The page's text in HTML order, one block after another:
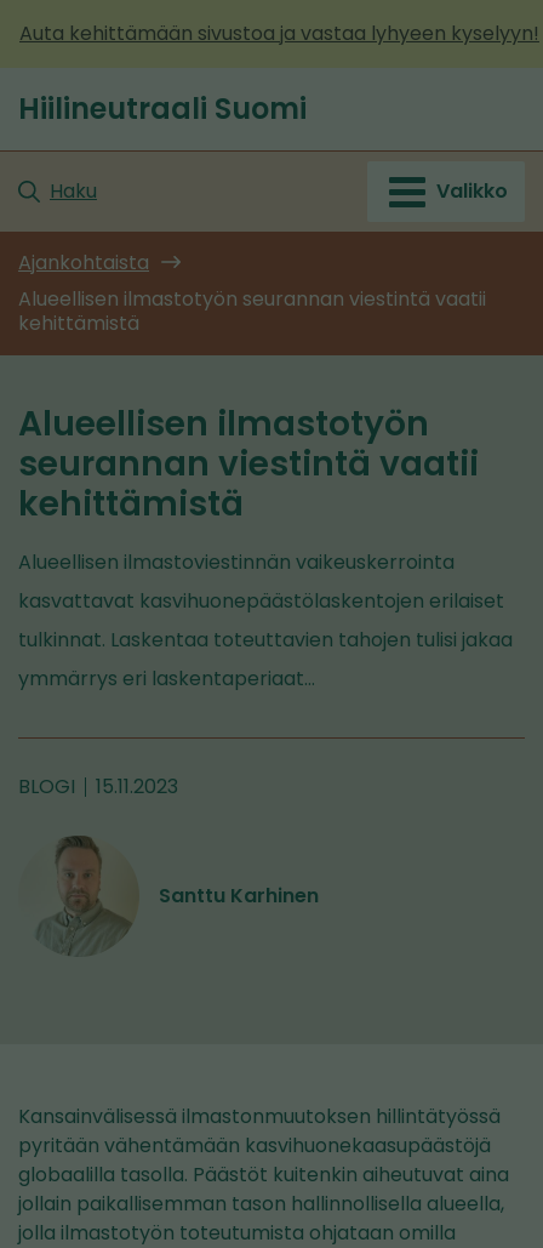
sisältöön
Auta kehittämään sivustoa ja vastaa lyhyeen kyselyyn!
Etusivu
Hiilineutraali Suomi
Haku Valikko
Ajankohtaista
Alueellisen ilmastotyön seurannan viestintä vaatii
kehittämistä
Alueellisen ilmastotyön
seurannan viestintä vaatii
kehittämistä
Alueellisen ilmastoviestinnän vaikeuskerrointa
kasvattavat kasvihuonepäästölaskentojen erilaiset
tulkinnat. Laskentaa toteuttavien tahojen tulisi jakaa
ymmärrys eri laskentaperiaat…
BLOGI 15.11.2023
Santtu Karhinen
Kansainvälisessä ilmastonmuutoksen hillintätyössä
pyritään vähentämään kasvihuonekaasupäästöjä
globaalilla tasolla. Päästöt kuitenkin aiheutuvat aina
jollain paikallisemman tason hallinnollisella alueella,
jolla ilmastotyön toteutumista ohjataan omilla